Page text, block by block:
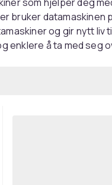
bruker datamaskinen
og gir nytt liv
enklere å ta med seg